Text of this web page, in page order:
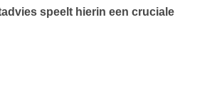
speelt hierin een cruciale